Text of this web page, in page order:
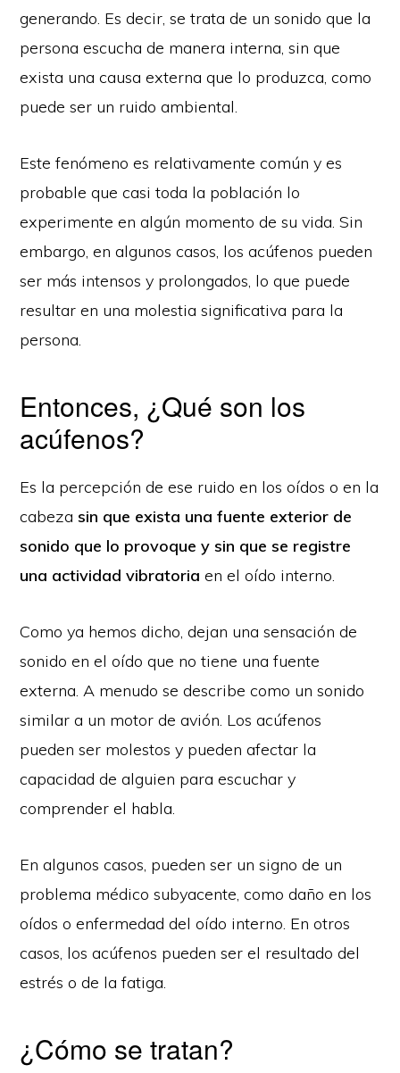
generando. Es decir, se trata de un sonido que la
persona escucha de manera interna, sin que
exista una causa externa que lo produzca, como
puede ser un ruido ambiental.
Este fenómeno es relativamente común y es
probable que casi toda la población lo
experimente en algún momento de su vida. Sin
embargo, en algunos casos, los acúfenos pueden
ser más intensos y prolongados, lo que puede
resultar en una molestia significativa para la
persona.
Entonces, ¿Qué son los
acúfenos?
Es la percepción de ese ruido en los oídos o en la
cabezasin que exista una fuente exterior de
sonido que lo provoque y sin que se registre
una actividad vibratoria en el oído interno.
Como ya hemos dicho, dejan una sensación de
sonido en el oído que no tiene una fuente
externa. A menudo se describe como un sonido
similar a un motor de avión. Los acúfenos
pueden ser molestos y pueden afectar la
capacidad de alguien para escuchar y
comprender el habla.
En algunos casos, pueden ser un signo de un
problema médico subyacente, como daño en los
oídos o enfermedad del oído interno. En otros
casos, los acúfenos pueden ser el resultado del
estrés o de la fatiga.
¿Cómo se tratan?